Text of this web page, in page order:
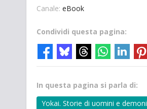
Canale: eBook
Condividi questa pagina:
In questa pagina si parla di:
Yokai. Storie di uomini e demoni